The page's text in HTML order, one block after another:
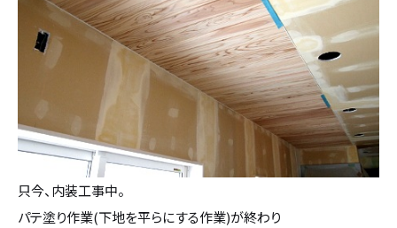
住宅の無料相談会
カタログ請求
採用情報
只今、内装工事中。
パテ塗り作業(下地を平らにする作業)が終わり